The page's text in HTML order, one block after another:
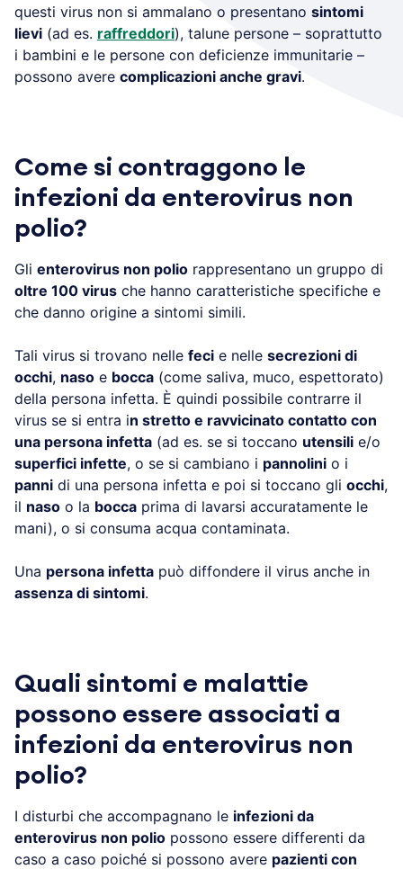
questi virus non si ammalano o presentano sintomi
lievi (ad es. raffreddori), talune persone – soprattutto
i bambini e le persone con deficienze immunitarie –
possono avere complicazioni anche gravi.
Come si contraggono le
infezioni da enterovirus non
polio?
Gli enterovirus non polio rappresentano un gruppo di
oltre 100 virus che hanno caratteristiche specifiche e
che danno origine a sintomi simili.
Tali virus si trovano nelle feci e nelle secrezioni di
occhi, naso e bocca (come saliva, muco, espettorato)
della persona infetta. È quindi possibile contrarre il
virus se si entra in stretto e ravvicinato contatto con
una persona infetta (ad es. se si toccano utensili e/o
superfici infette, o se si cambiano i pannolini o i
panni di una persona infetta e poi si toccano gli occhi,
il naso o la bocca prima di lavarsi accuratamente le
mani), o si consuma acqua contaminata.
Una persona infetta può diffondere il virus anche in
assenza di sintomi.
Quali sintomi e malattie
possono essere associati a
infezioni da enterovirus non
polio?
I disturbi che accompagnano le infezioni da
enterovirus non polio possono essere differenti da
caso a caso poiché si possono avere pazienti con